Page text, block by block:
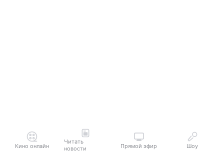
Кино онлайн
Читать
новости
Прямой эфир Шоу